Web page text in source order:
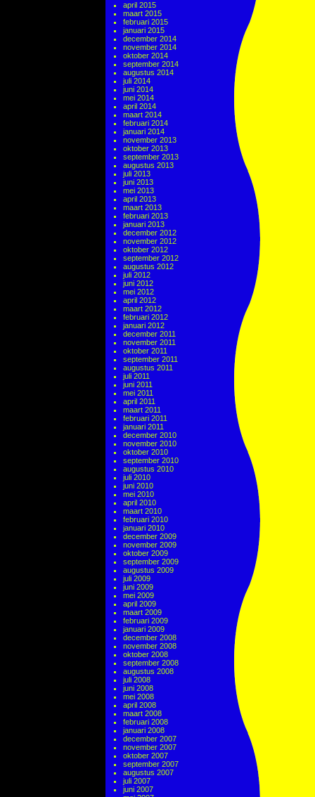
april 2015
maart 2015
februari 2015
januari 2015
december 2014
november 2014
oktober 2014
september 2014
augustus 2014
juli 2014
juni 2014
mei 2014
april 2014
maart 2014
februari 2014
januari 2014
november 2013
oktober 2013
september 2013
augustus 2013
juli 2013
juni 2013
mei 2013
april 2013
maart 2013
februari 2013
januari 2013
december 2012
november 2012
oktober 2012
september 2012
augustus 2012
juli 2012
juni 2012
mei 2012
april 2012
maart 2012
februari 2012
januari 2012
december 2011
november 2011
oktober 2011
september 2011
augustus 2011
juli 2011
juni 2011
mei 2011
april 2011
maart 2011
februari 2011
januari 2011
december 2010
november 2010
oktober 2010
september 2010
augustus 2010
juli 2010
juni 2010
mei 2010
april 2010
maart 2010
februari 2010
januari 2010
december 2009
november 2009
oktober 2009
september 2009
augustus 2009
juli 2009
juni 2009
mei 2009
april 2009
maart 2009
februari 2009
januari 2009
december 2008
november 2008
oktober 2008
september 2008
augustus 2008
juli 2008
juni 2008
mei 2008
april 2008
maart 2008
februari 2008
januari 2008
december 2007
november 2007
oktober 2007
september 2007
augustus 2007
juli 2007
juni 2007